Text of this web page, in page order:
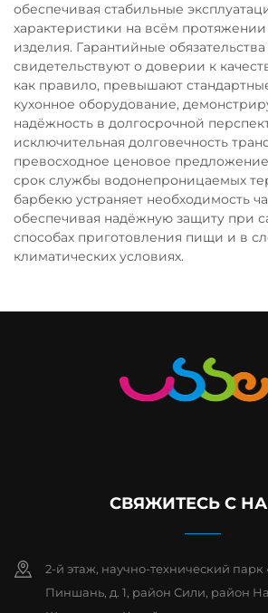
обеспечивая стабильные
характеристики на всём
изделия. Гарантийные
свидетельствуют о доверии к
как правило, превышают
кухонное оборудование,
надёжность в долгосрочной
исключительная долговечность
превосходное ценовое
срок службы водонепроницаемых
барбекю устраняет необходимость
обеспечивая надёжную защиту при
способах приготовления пищи и в
климатических условиях.
СВЯЖИТЕСЬ С
2-й этаж, научно-технический
Пиншань, д. 1, район Сили, район